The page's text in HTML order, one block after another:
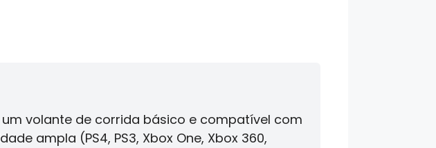
um volante de corrida básico e compatível com
ampla (PS4, PS3, Xbox One, Xbox 360,